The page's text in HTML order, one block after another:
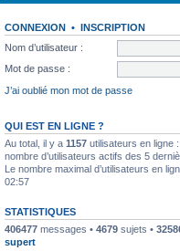
CONNEXION • INSCRIPTION
Nom d’utilisateur :
Mot de passe :
J’ai oublié mon mot de passe
QUI EST EN LIGNE ?
Au total, il y a 1157 utilisateurs en ligne
nombre d’utilisateurs actifs des 5
Le nombre maximal d’utilisateurs en
02:57
STATISTIQUES
406477 messages • 4679 sujets •
supert